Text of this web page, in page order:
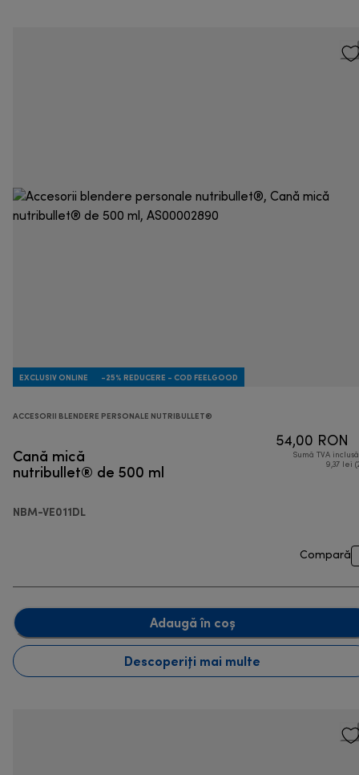
EXCLUSIV ONLINE -25% REDUCERE - COD FEELGOOD
ACCESORII BLENDERE PERSONALE NUTRIBULLET®
Cană mică
nutribullet® de 500 ml
NBM-VE011DL
54,00 RON
Sumă TVA
9,37 lei
Compară
Adaugă în coș
Descoperiți mai multe